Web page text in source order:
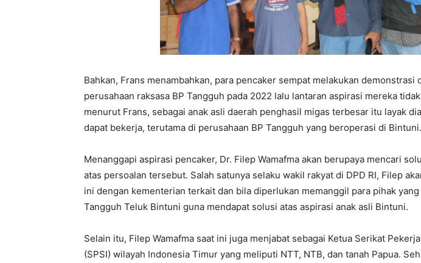
Bahkan, Frans menambahkan, para pencaker sempat melakukan demonstrasi
perusahaan raksasa BP Tangguh pada 2022 lalu lantaran aspirasi mereka
menurut Frans, sebagai anak asli daerah penghasil migas terbesar itu layak
dapat bekerja, terutama di perusahaan BP Tangguh yang beroperasi di Bintuni.
Menanggapi aspirasi pencaker, Dr. Filep Wamafma akan berupaya mencari
atas persoalan tersebut. Salah satunya selaku wakil rakyat di DPD RI, Filep
ini dengan kementerian terkait dan bila diperlukan memanggil para pihak
Tangguh Teluk Bintuni guna mendapat solusi atas aspirasi anak asli Bintuni.
Selain itu, Filep Wamafma saat ini juga menjabat sebagai Ketua Serikat
(SPSI) wilayah Indonesia Timur yang meliputi NTT, NTB, dan tanah Papua.